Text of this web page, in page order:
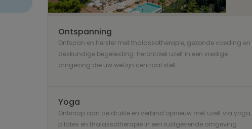
Ontspanning
Ontspan en herstel met thalassotherapie, gezonde voeding en
deskundige begeleiding. Herontdek uzelf in een vredige
omgeving die uw welzijn centraal stelt
Yoga
Ontsnap aan de drukte en verbind opnieuw met uzelf via yoga,
pilates en thalassotherapie in een rustgevende omgeving